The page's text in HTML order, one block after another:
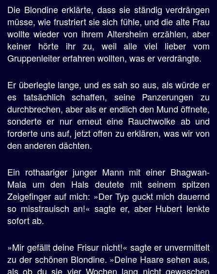
Die Blondine erklärte, dass sie ständig verdrängen
müsse, wie frustriert sie sich fühle, und die alte Frau
wollte wieder von ihrem Altersheim erzählen, aber
keiner hörte ihr zu, weil alle viel lieber vom
Gruppenleiter erfahren wollten, was er verdrängte.
Er überlegte lange, und es sah so aus, als würde er
es tatsächlich schaffen, seine Panzerungen zu
durchbrechen, aber als er endlich den Mund öffnete,
sonderte er nur erneut eine Rauchwolke ab und
forderte uns auf, jetzt offen zu erklären, was wir von
den anderen dächten.
Ein rothaariger junger Mann mit einer Bhagwan-
Mala um den Hals deutete mit seinem spitzen
Zeigefinger auf mich: »Der Typ guckt mich dauernd
so misstrauisch an!« sagte er, aber Hubert lenkte
sofort ab.
»Mir gefällt deine Frisur nicht!« sagte er unvermittelt
zu der schönen Blondine. »Deine Haare sehen aus,
als ob du sie vier Wochen lang nicht gewaschen